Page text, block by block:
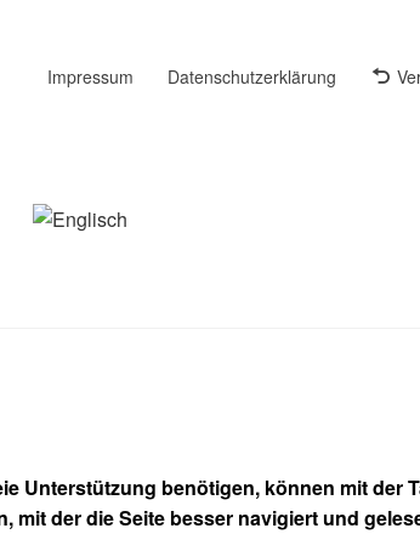
Impressum Datenschutzerklärung
Unterstützung benötigen, können mit der
mit der die Seite besser navigiert und